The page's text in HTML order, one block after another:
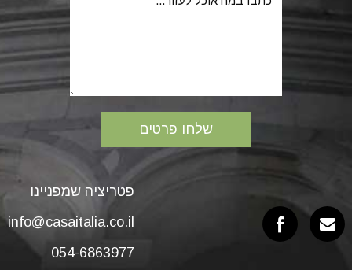
פטריציה שמפניינו
info@casaitalia.co.il
054-6863977